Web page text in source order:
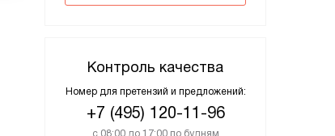
Контроль качества
Номер для претензий и предложений:
+7 (495) 120-11-96